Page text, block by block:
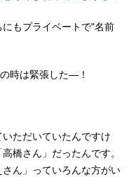
もプライベートで"名前
時は緊張した―！
ただいていたんですけ
橋さん」だったんです。
ん」っていろんな方がい